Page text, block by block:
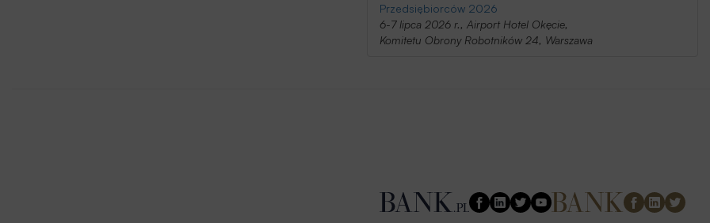
Przedsiębiorców 2026
6-7 lipca 2026 r., Airport Hotel Okęcie,
Komitetu Obrony Robotników 24, Warszawa